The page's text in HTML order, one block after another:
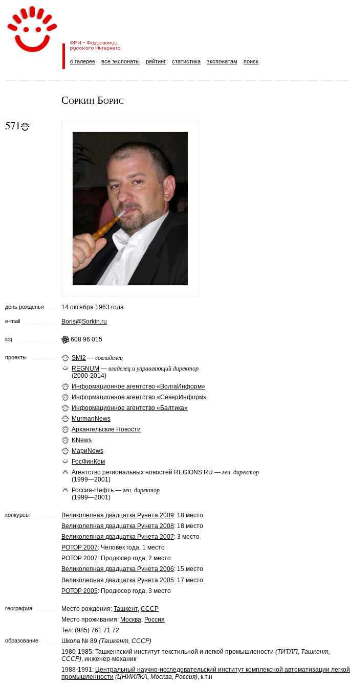
о галерее все экспонаты рейтинг статистика экспонатам поиск
Соркин Борис
571
день рожденья 14 октября 1963 года
e-mail Boris@Sorkin.ru
icq 608 96 015
проекты SMI2 — совладелец
REGNUM — владелец и управляющий директор
(2000-2014)
Информационное агентство «ВолгаИнформ»
Информационное агентство «СеверИнформ»
Информационное агентство «Балтика»
MurmanNews
Архангельские Новости
KNews
МариNews
РосФинКом
Агентство региональных новостей REGIONS.RU — ген. директор
(1999—2001)
Россия-Нефть — ген. директор
(1999—2001)
конкурсы Великолепная двадцатка Рунета 2009: 18 место
Великолепная двадцатка Рунета 2008: 18 место
Великолепная двадцатка Рунета 2007: 3 место
РОТОР 2007: Человек года, 1 место
РОТОР 2007: Продюсер года, 2 место
Великолепная двадцатка Рунета 2006: 15 место
Великолепная двадцатка Рунета 2005: 17 место
РОТОР 2005: Продюсер года, 3 место
география Место рождения: Ташкент, СССР
Место проживания: Москва, Россия
Тел: (985) 761 71 72
образование Школа № 89 (Ташкент, СССР)
1980-1985: Ташкентский институт текстильной и легкой промышлености (ТИТЛП, Ташкент,
СССР), инженер-механик
1988-1991: Центральный научно-исследовательский институт комплексной автоматизации легкой
промышленности (ЦНИИЛКА, Москва, Россия), к.т.н